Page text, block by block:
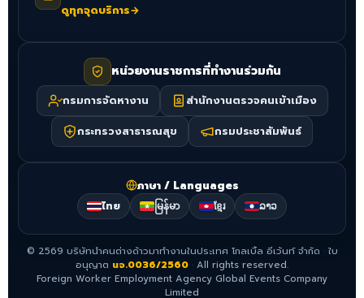
ดูทุกจุดบริการ→
หน่วยงานราชการที่ทำงานร่วมกัน
กรมการจัดหางาน
สำนักงานตรวจคนเข้าเมือง
กระทรวงสาธารณสุข
กรมประชาสัมพันธ์
ภาษา / Languages
ไทย မြန်မာ ខ្មែរ ລາວ
© 2569 บริษัทนำคนต่างด้าวมาทำงานในประเทศ โกลเบิ้ล อีเว้นท์ จำกัด ·ใบ
อนุญาต นจ.0036/2560 · All rights reserved.
Foreign Worker Employment Agency Global Events Company
Limited